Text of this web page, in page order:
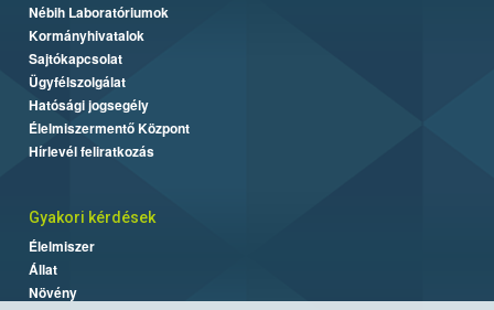
Nébih Laboratóriumok
Kormányhivatalok
Sajtókapcsolat
Ügyfélszolgálat
Hatósági jogsegély
Élelmiszermentő Központ
Hírlevél feliratkozás
Gyakori kérdések
Élelmiszer
Állat
Növény